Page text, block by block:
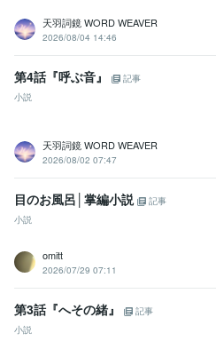
天羽詞鏡 WORD WEAVER
2026/08/04 14:46
第4話『呼ぶ音』
記事
小説
天羽詞鏡 WORD WEAVER
2026/08/02 07:47
目のお風呂│掌編小説
記事
小説
omitt
2026/07/29 07:11
第3話『へその緒』
記事
小説